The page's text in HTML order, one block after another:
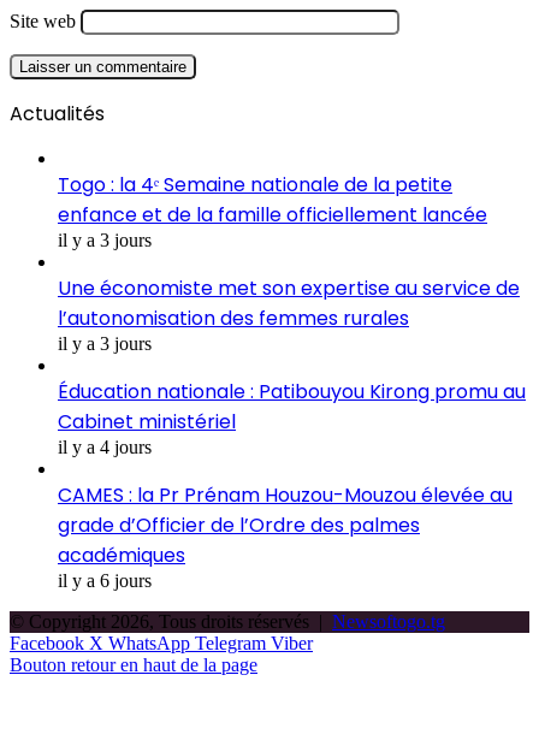
Site web
Actualités
Togo : la 4ᵉ Semaine nationale de la petite
enfance et de la famille officiellement lancée
il y a 3 jours
Une économiste met son expertise au service de
l’autonomisation des femmes rurales
il y a 3 jours
Éducation nationale : Patibouyou Kirong promu au
Cabinet ministériel
il y a 4 jours
CAMES : la Pr Prénam Houzou-Mouzou élevée au
grade d’Officier de l’Ordre des palmes
académiques
il y a 6 jours
© Copyright 2026, Tous droits réservés | Newsoftogo.tg
Facebook X WhatsApp Telegram Viber
Bouton retour en haut de la page